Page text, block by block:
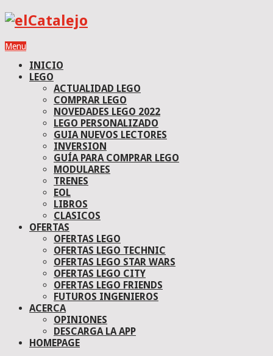
Menu
INICIO
LEGO
ACTUALIDAD LEGO
COMPRAR LEGO
NOVEDADES LEGO 2022
LEGO PERSONALIZADO
GUIA NUEVOS LECTORES
INVERSION
GUÍA PARA COMPRAR LEGO
MODULARES
TRENES
EOL
LIBROS
CLASICOS
OFERTAS
OFERTAS LEGO
OFERTAS LEGO TECHNIC
OFERTAS LEGO STAR WARS
OFERTAS LEGO CITY
OFERTAS LEGO FRIENDS
FUTUROS INGENIEROS
ACERCA
OPINIONES
DESCARGA LA APP
HOMEPAGE